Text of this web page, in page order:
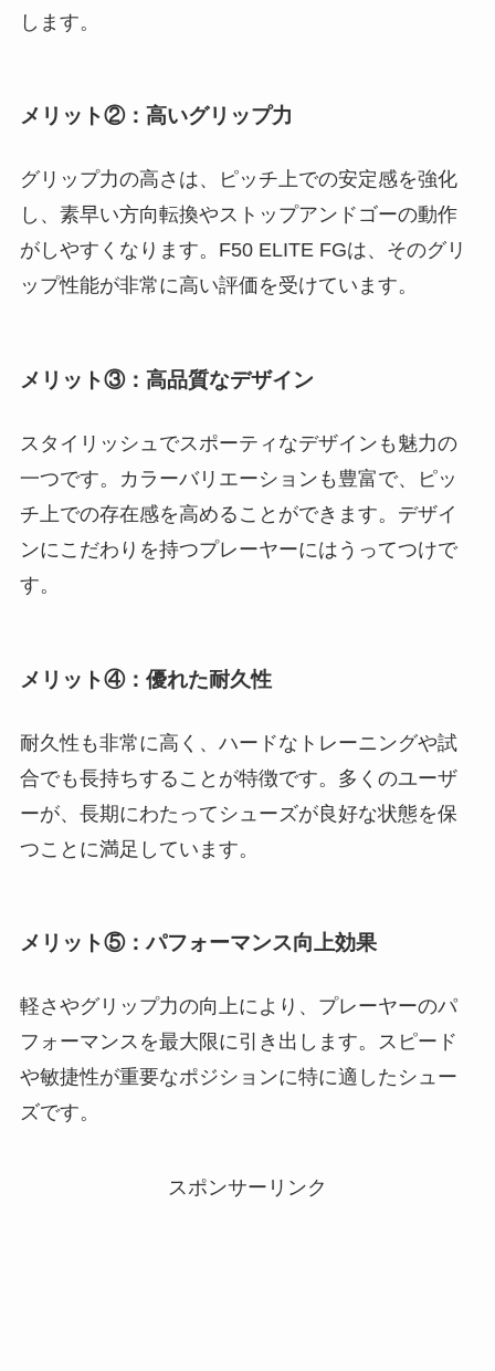
します。
メリット②：高いグリップ力
グリップ力の高さは、ピッチ上での安定感を強化
し、素早い方向転換やストップアンドゴーの動作
がしやすくなります。F50 ELITE FGは、そのグリ
ップ性能が非常に高い評価を受けています。
メリット③：高品質なデザイン
スタイリッシュでスポーティなデザインも魅力の
一つです。カラーバリエーションも豊富で、ピッ
チ上での存在感を高めることができます。デザイ
ンにこだわりを持つプレーヤーにはうってつけで
す。
メリット④：優れた耐久性
耐久性も非常に高く、ハードなトレーニングや試
合でも長持ちすることが特徴です。多くのユーザ
ーが、長期にわたってシューズが良好な状態を保
つことに満足しています。
メリット⑤：パフォーマンス向上効果
軽さやグリップ力の向上により、プレーヤーのパ
フォーマンスを最大限に引き出します。スピード
や敏捷性が重要なポジションに特に適したシュー
ズです。
スポンサーリンク